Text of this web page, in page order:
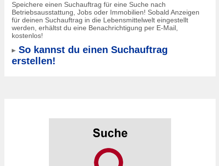
Speichere einen Suchauftrag für eine Suche nach
Betriebsausstattung, Jobs oder Immobilien! Sobald Anzeigen
für deinen Suchauftrag in die Lebensmittelwelt eingestellt
werden, erhältst du eine Benachrichtigung per E-Mail,
kostenlos!
So kannst du einen Suchauftrag
erstellen!